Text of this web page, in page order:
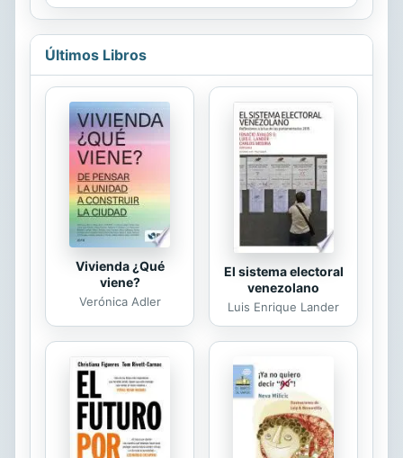
Sudoku Diagonal en este libro.
Tienes la oportunidad de resolver
rompecabezas Sudoku Diagonal
que abrirte paso a través de
toneladas de rompecabezas de
Sudoku Diagonal fáciles antes de
llegar a los complicados de verdad.
Una vez que empieces con este
libro, no serás capaz de ponerlo de
nuevo sobre la mesa. Te hemos
avisado! Sudoku Diagonal 9x9...
Últimos Libros
Vivienda ¿Qué
viene?
Verónica Adler
El sistema electoral
venezolano
Luis Enrique Lander